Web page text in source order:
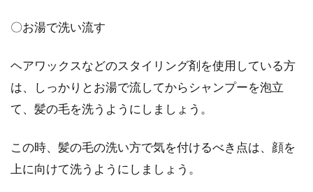
洗髪した後にはリンスを使っていますか。女性
と比較すると、男性でリンスを使っている人は
あまりいない...
白髪も改善！メカニズムから知るド
〇お湯で洗い流す
ヘアワックスなどのスタイリング剤を使用している方
は、しっかりとお湯で流してからシャンプーを泡立
て、髪の毛を洗うようにしましょう。
この時、髪の毛の洗い方で気を付けるべき点は、顔を
上に向けて洗うようにしましょう。